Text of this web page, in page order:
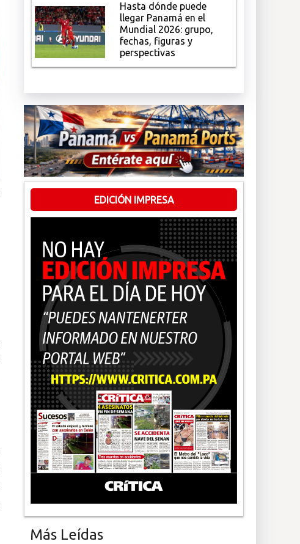
Hasta dónde puede
llegar Panamá en el
Mundial 2026: grupo,
fechas, figuras y
perspectivas
EDICIÓN IMPRESA
Más Leídas